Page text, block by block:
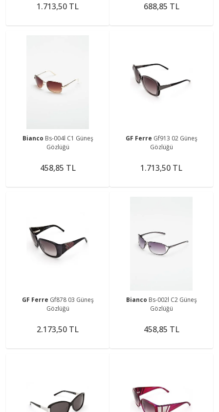
1.713,50 TL 688,85 TL
Bianco Bs-004l C1 Güneş
Gözlüğü
458,85 TL
GF Ferre Gf913 02 Güneş
Gözlüğü
1.713,50 TL
GF Ferre Gf878 03 Güneş
Gözlüğü
2.173,50 TL
Bianco Bs-002l C2 Güneş
Gözlüğü
458,85 TL